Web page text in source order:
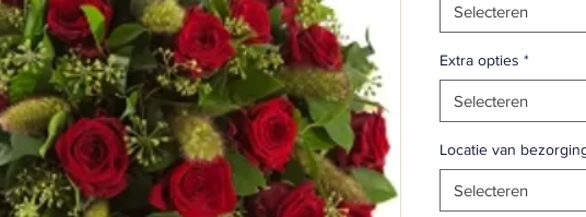
Selecteren
Extra opties *
Selecteren
Locatie van
Selecteren